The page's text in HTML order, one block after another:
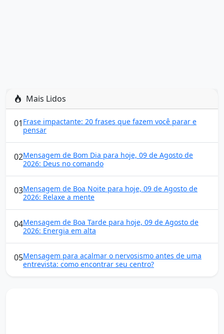
Mais Lidos
01 Frase impactante: 20 frases que fazem você parar e
pensar
02Mensagem de Bom Dia para hoje, 09 de Agosto de
2026: Deus no comando
03Mensagem de Boa Noite para hoje, 09 de Agosto de
2026: Relaxe a mente
04Mensagem de Boa Tarde para hoje, 09 de Agosto de
2026: Energia em alta
05Mensagem para acalmar o nervosismo antes de uma
entrevista: como encontrar seu centro?